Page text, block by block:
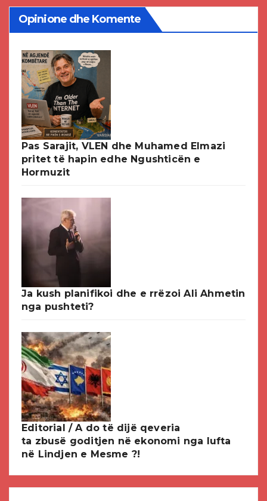
Opinione dhe Komente
Pas Sarajit, VLEN dhe Muhamed Elmazi
pritet të hapin edhe Ngushticën e
Hormuzit
Ja kush planifikoi dhe e rrëzoi Ali Ahmetin
nga pushteti?
Editorial / A do të dijë qeveria
ta zbusë goditjen në ekonomi nga lufta
në Lindjen e Mesme ?!